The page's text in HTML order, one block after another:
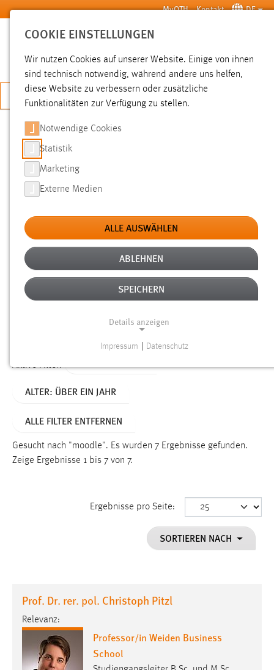
Zum Hauptinhalt springen MyOTH Kontakt DE
SUCHE
JETZT BEWERBEN
SUCHE
FILTER
Typ
Erstellungsdatum
Alter
Aktive Filter:
ALTER: ÜBER EIN JAHR
ALLE FILTER ENTFERNEN
Gesucht nach "moodle". Es wurden 7 Ergebnisse gefunden.
Zeige Ergebnisse 1 bis 7 von 7.
Ergebnisse pro Seite:
SORTIEREN NACH
Prof. Dr. rer. pol. Christoph Pitzl
Relevanz:
Professor/in Weiden Business
School
COOKIE EINSTELLUNGEN
Wir nutzen Cookies auf unserer Website. Einige von ihnen
sind technisch notwendig, während andere uns helfen,
diese Website zu verbessern oder zusätzliche
Funktionalitäten zur Verfügung zu stellen.
Notwendige Cookies
Statistik
Marketing
Externe Medien
ALLE AUSWÄHLEN
ABLEHNEN
SPEICHERN
Details anzeigen
Funktionen und sind für die einwandfreie Funktion der
Name:
Dieser Cookie speichert die ausgewählten Einverständnis-
Performance
Name:
staticfilecache
Zweck:
Für performante Seitenauslieferung wird in diesem Cookie
Impressum Datenschutz